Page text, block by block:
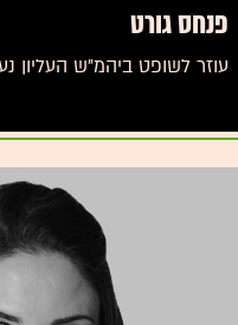
פנחס גורט
עוזר לשופט ביהמ״ש העליון